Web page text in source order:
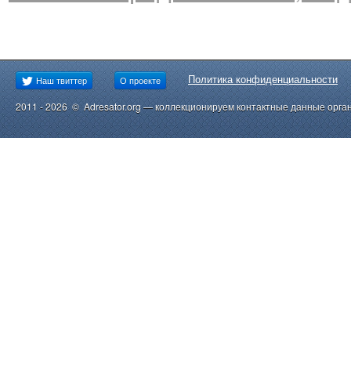
Наш твиттер О проекте Политика конфиденциальности
2011 - 2026 © Adresator.org — коллекционируем контактные данные